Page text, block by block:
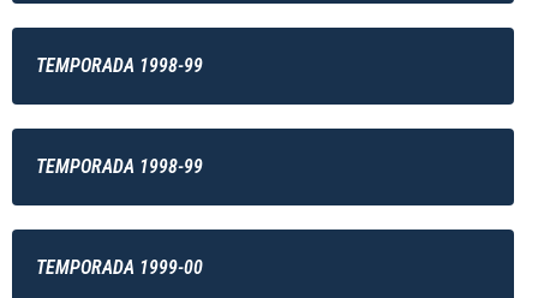
TEMPORADA 1998-99
TEMPORADA 1998-99
TEMPORADA 1999-00